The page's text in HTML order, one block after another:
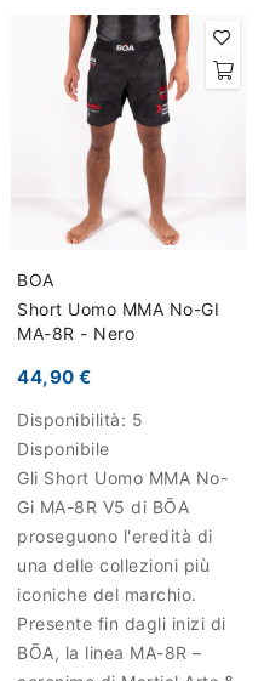
BOA
Short Uomo MMA No-GI
MA-8R - Nero
44,90 €
Disponibilità: 5
Disponibile
Gli Short Uomo MMA No-
Gi MA-8R V5 di BŌA
proseguono l'eredità di
una delle collezioni più
iconiche del marchio.
Presente fin dagli inizi di
BŌA, la linea MA-8R –